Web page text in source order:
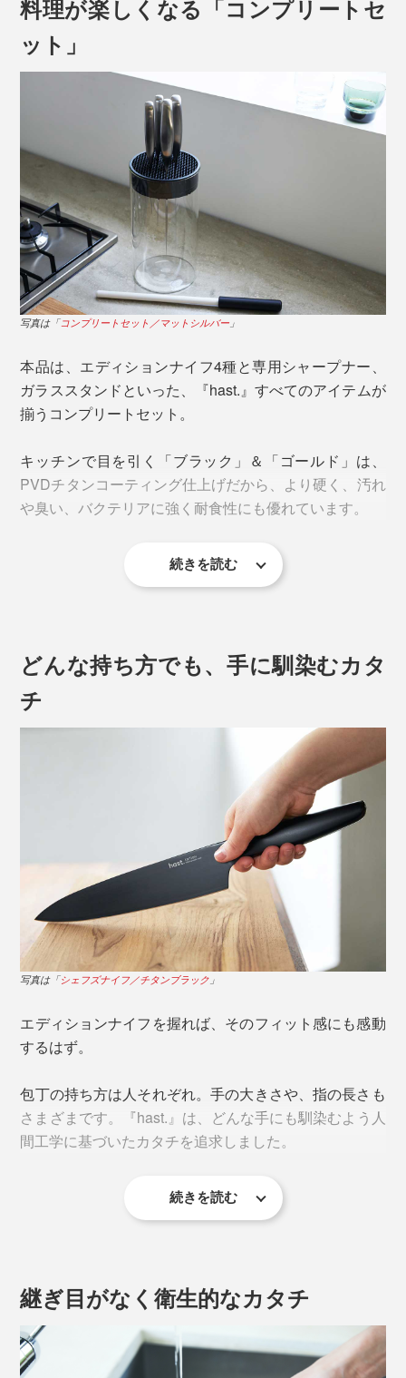
魚の筋も、すんなりと捌（さば）けて楽しい！
写真は「 サントクナイフ／チタンブラック」
ミシュランの星を獲得する世界のトップシェフにも厨房
で愛用されるプロ仕様ですが、料理が苦手な初心者でも
扱いやすくデザインされています。むしろ、これから料
たく新しい鋼材です。
もともと「パウダーハイス」とは、風車のベアリング
るほど強靭な鋼材。
それを、『hast.』が目指す硬さ（切れ味）と強さ（割
さらに向上させるため、エディションナイフ専用に調合
しているのです。
また、SLSプロセス（粉末焼結積層造形法）という、革
新的なエンジニアリングを駆使し、ステンレススチール
とともに成形・焼結。エディションナイフは、これまで
にない技術の結晶なのです。
料理が楽しくなる「コンプリートセ
ット」
写真は「コンプリートセット／マットシルバー 」
本品は、エディションナイフ4種と専用シャープナー、
ガラススタンドといった、『hast.』すべてのアイテムが
揃うコンプリートセット。
キッチンで目を引く「ブラック」＆「ゴールド」は、
PVDチタンコーティング仕上げだから、より硬く、汚れ
や臭い、バクテリアに強く耐食性にも優れています。
1. シェフズナイフ
刃元から斜め手前下に向かって引く「引き切り」が得意
なシェフズナイフ。余計な力を入れずとも、ナイフをス
ーッと手前に引くだけで、繊維がきれいに切れるから、
刺身の柵（さく）からのそぎ切りもしやすく、プロのよ
うな美しい断面に気分が上がります。
写真は「 シェフズナイフ／チタンブラック」
続きを読む
どんな持ち方でも、手に馴染むカタ
チ
写真は「シェフズナイフ／チタンブラック 」
エディションナイフを握れば、そのフィット感にも感動
するはず。
包丁の持ち方は人それぞれ。手の大きさや、指の長さも
さまざまです。『hast.』は、どんな手にも馴染むよう人
間工学に基づいたカタチを追求しました。
続きを読む
継ぎ目がなく衛生的なカタチ